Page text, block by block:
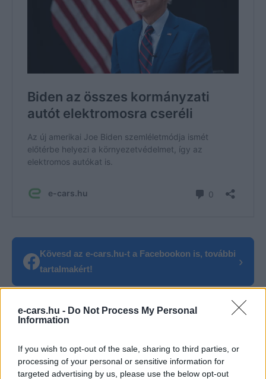
e-cars.hu - Do Not Process My Personal
Information
If you wish to opt-out of the sale, sharing to third parties, or
processing of your personal or sensitive information for
targeted advertising by us, please use the below opt-out
Kövesd az e-cars.hu-t a Facebookon is, további
tartalmakért!
›
CÍMKÉK állami támogatás Elektromobilitás
Elektromos autó